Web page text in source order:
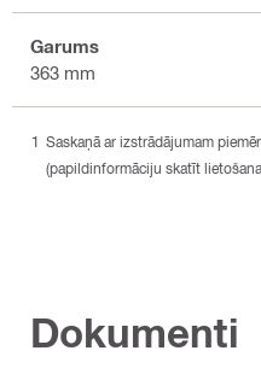
Garums
363 mm
Saskaņā ar izstrādājumam
(papildinformāciju skatīt
Dokumenti